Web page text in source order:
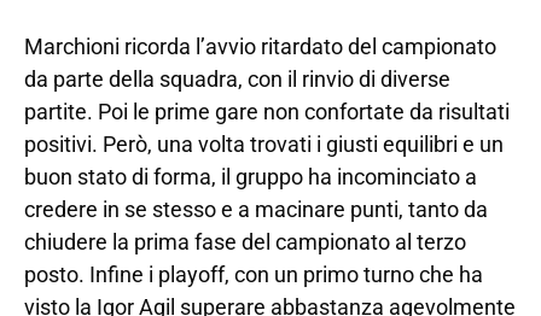
Marchioni ricorda l’avvio ritardato del campionato
da parte della squadra, con il rinvio di diverse
partite. Poi le prime gare non confortate da risultati
positivi. Però, una volta trovati i giusti equilibri e un
buon stato di forma, il gruppo ha incominciato a
credere in se stesso e a macinare punti, tanto da
chiudere la prima fase del campionato al terzo
posto. Infine i playoff, con un primo turno che ha
visto la Igor Agil superare abbastanza agevolmente